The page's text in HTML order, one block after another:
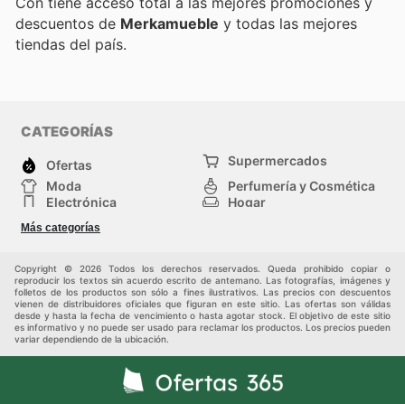
descuentos de Merkamueble y todas las mejores
tiendas del país.
CATEGORÍAS
Ofertas
Supermercados
Moda
Perfumería y Cosmética
Electrónica
Hogar
Deporte
Juguetes y bebés
Más categorías
Copyright © 2026 Todos los derechos reservados. Queda prohibido copiar o
reproducir los textos sin acuerdo escrito de antemano. Las fotografías, imágenes y
folletos de los productos son sólo a fines ilustrativos. Las precios con descuentos
vienen de distribuidores oficiales que figuran en este sitio. Las ofertas son válidas
desde y hasta la fecha de vencimiento o hasta agotar stock. El objetivo de este sitio
es informativo y no puede ser usado para reclamar los productos. Los precios pueden
variar dependiendo de la ubicación.